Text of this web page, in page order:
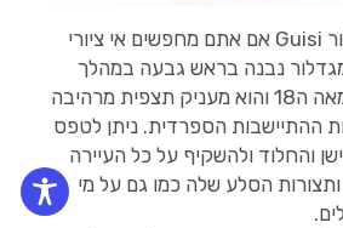
ביקור מהיר במגדלור Guisi אם אתם מחפשים אי ציורי
נבנה בראש גבעה במהלך
השלטון הספרדי במאה ה18 והוא מעניק תצפית מרהיבה
ההתיישבות הספרדית. ניתן לטפס
והחלוד ולהשקיף על כל העיירה
הסלע שלה כמו גם על מי